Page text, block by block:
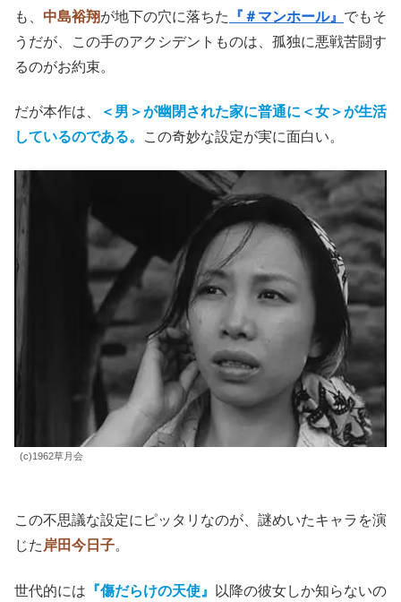
も、 中島裕翔が地下の穴に落ちた 『＃マンホール』 でもそ
うだが、この手のアクシデントものは、孤独に悪戦苦闘す
るのがお約束。
だが本作は、
＜男＞が幽閉された家に普通に＜女＞が生活
しているのである。
この奇妙な設定が実に面白い。
(c)1962草月会
この不思議な設定にピッタリなのが、謎めいたキャラを演
じた 岸田今日子。
世代的には 『傷だらけの天使』
以降の彼女しか知らないの